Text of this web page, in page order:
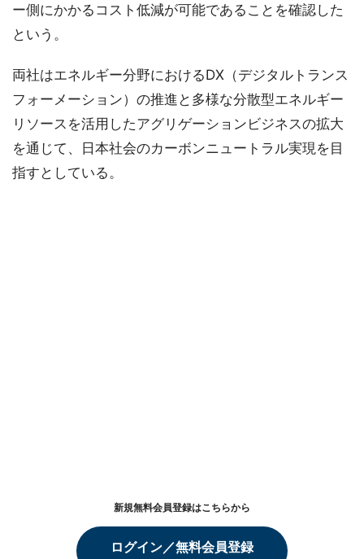
ー側にかかるコスト低減が可能であることを確認した
という。
両社はエネルギー分野におけるDX（デジタルトランス
フォーメーション）の推進と多様な分散型エネルギー
リソースを活用したアグリゲーションビジネスの拡大
を通じて、日本社会のカーボンニュートラル実現を目
指すとしている。
新規無料会員登録はこちらから
ログイン／無料会員登録